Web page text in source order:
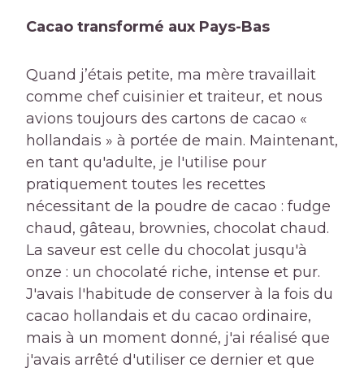
Cacao transformé aux Pays-Bas
Quand j’étais petite, ma mère travaillait
comme chef cuisinier et traiteur, et nous
avions toujours des cartons de cacao «
hollandais » à portée de main. Maintenant,
en tant qu'adulte, je l'utilise pour
pratiquement toutes les recettes
nécessitant de la poudre de cacao : fudge
chaud, gâteau, brownies, chocolat chaud.
La saveur est celle du chocolat jusqu'à
onze : un chocolaté riche, intense et pur.
J'avais l'habitude de conserver à la fois du
cacao hollandais et du cacao ordinaire,
mais à un moment donné, j'ai réalisé que
j'avais arrêté d'utiliser ce dernier et que